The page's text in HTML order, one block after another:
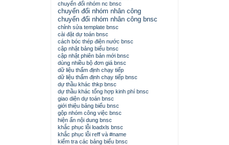
chuyển đổi nhóm nc bnsc
chuyển đổi nhóm nhân công
chuyển đổi nhóm nhân công bnsc
chỉnh sửa template bnsc
cài đặt dự toán bnsc
cách bóc thép điện nước bnsc
cập nhật bảng biểu bnsc
cập nhật phiên bản mới bnsc
dùng nhiều bộ đơn giá bnsc
dữ liệu thẩm định chạy tiếp
dữ liệu thẩm định chạy tiếp bnsc
dự thầu khác thkp bnsc
dự thầu khác tổng hợp kinh phí bnsc
giao diện dự toán bnsc
giới thiệu bảng biểu bnsc
gộp nhóm công việc bnsc
hiện ẩn nội dung bnsc
khắc phục lỗi loadxls bnsc
khắc phục lỗi reff và #name
kiểm tra các bảng biểu bnsc